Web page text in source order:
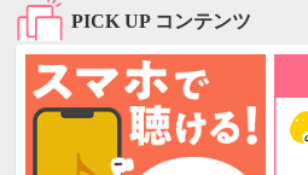
PICK UP コンテンツ